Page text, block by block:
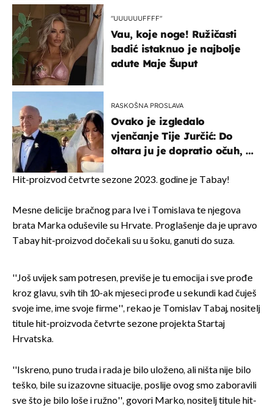
"UUUUUUFFFF"
Vau, koje noge! Ružičasti
badić istaknuo je najbolje
adute Maje Šuput
RASKOŠNA PROSLAVA
Ovako je izgledalo
vjenčanje Tije Jurčić: Do
oltara ju je dopratio očuh, a
Hit-proizvod četvrte sezone 2023. godine je Tabay!
Mesne delicije bračnog para Ive i Tomislava te njegova
brata Marka oduševile su Hrvate. Proglašenje da je upravo
Tabay hit-proizvod dočekali su u šoku, ganuti do suza.
''Još uvijek sam potresen, previše je tu emocija i sve prođe
kroz glavu, svih tih 10-ak mjeseci prođe u sekundi kad čuješ
svoje ime, ime svoje firme'', rekao je Tomislav Tabaj, nositelj
titule hit-proizvoda četvrte sezone projekta Startaj
Hrvatska.
''Iskreno, puno truda i rada je bilo uloženo, ali ništa nije bilo
teško, bile su izazovne situacije, poslije ovog smo zaboravili
sve što je bilo loše i ružno'', govori Marko, nositelj titule hit-